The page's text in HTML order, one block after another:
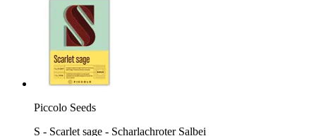
Piccolo Seeds
S - Scarlet sage - Scharlachroter Salbei